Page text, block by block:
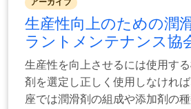
アーカイブ
生産性向上のための潤
ラントメンテナンス協
生産性を向上させるには使用す
剤を選定し正しく使用しなけれ
座では潤滑剤の組成や添加剤の